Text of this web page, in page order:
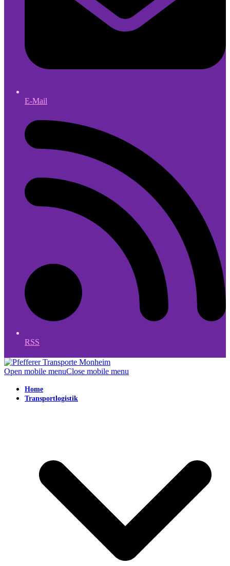
E-Mail
RSS
Open mobile menuClose mobile menu
Home
Transportlogistik